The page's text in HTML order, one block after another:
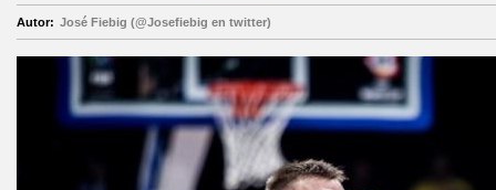
Autor: José Fiebig (@Josefiebig en twitter)